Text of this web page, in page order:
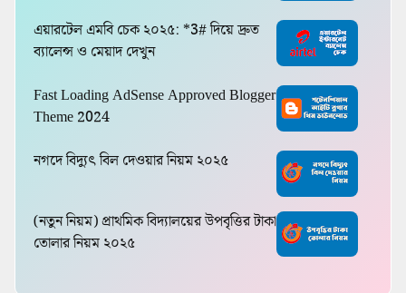
এয়ারটেল এমবি চেক ২০২৫: *3# দিয়ে দ্রুত
ব্যালেন্স ও মেয়াদ দেখুন
Fast Loading AdSense Approved Blogger
Theme 2024
নগদে বিদ্যুৎ বিল দেওয়ার নিয়ম ২০২৫
(নতুন নিয়ম) প্রাথমিক বিদ্যালয়ের উপবৃত্তির টাকা
তোলার নিয়ম ২০২৫